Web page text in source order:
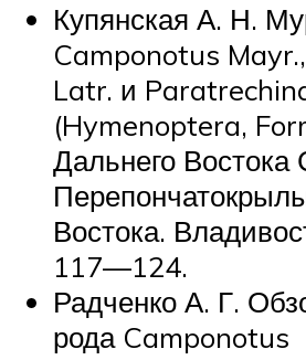
Купянская А. Н.
Camponotus
Latr. и
(Hymenoptera,
Дальнего
Востока.
117—124.
Радченко А. Г.
рода Camponotus